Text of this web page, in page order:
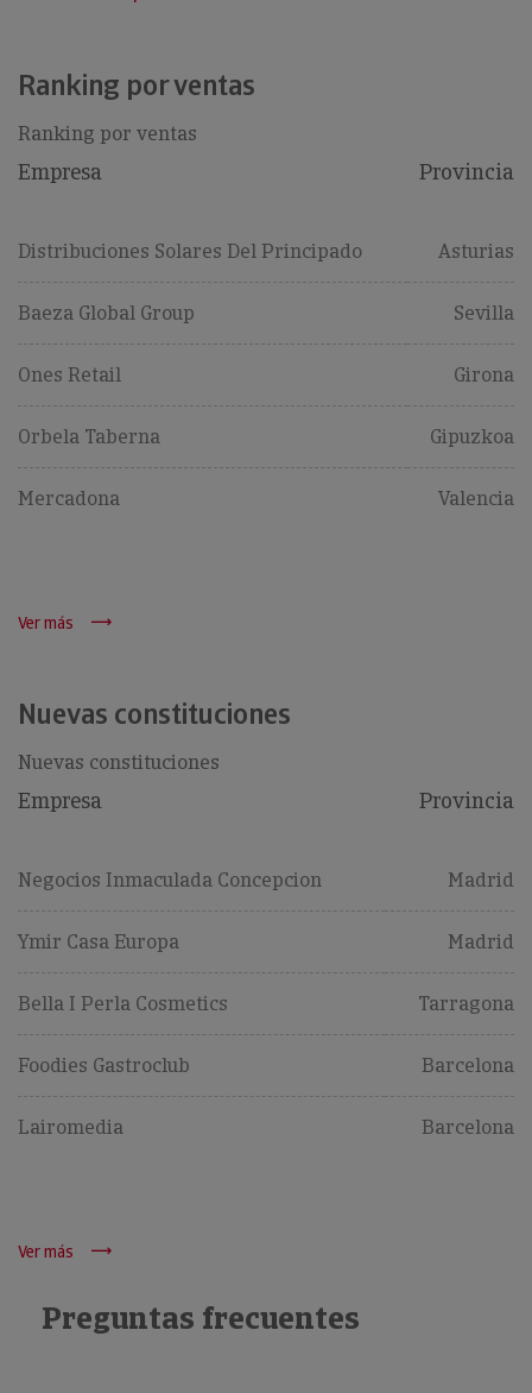
Ranking por ventas
Ranking por ventas
Empresa Provincia
Distribuciones Solares Del Principado Asturias
Baeza Global Group Sevilla
Ones Retail Girona
Orbela Taberna Gipuzkoa
Mercadona Valencia
Ver más
Nuevas constituciones
Nuevas constituciones
Empresa Provincia
Negocios Inmaculada Concepcion Madrid
Ymir Casa Europa Madrid
Bella I Perla Cosmetics Tarragona
Foodies Gastroclub Barcelona
Lairomedia Barcelona
Ver más
Preguntas frecuentes